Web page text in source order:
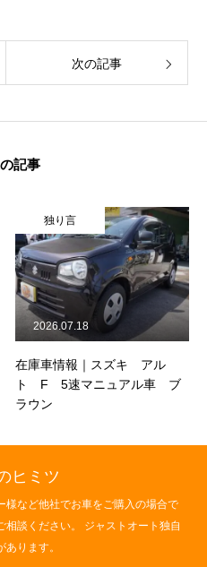
次の記事
記事
独り言
在庫車情報｜スズキ アル
ト F 5速マニュアル車 ブ
ラウン
2026.07.18
ヒミツ
様など他社でお車をご購入の場合で
相談ください。 ジャストオート独自
ります。